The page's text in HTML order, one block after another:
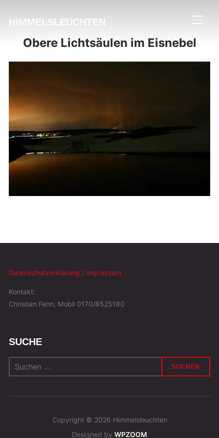
HIMMELSLEUCHTEN
Obere Lichtsäulen im Eisnebel
Datenschutzerklärung / Impressum
Kontakt:
Christian Fenn, Mobil 0170/8525180
SUCHE
Suchen
nach:
Copyright © 2026 Himmelsleuchten
Designed by WPZOOM